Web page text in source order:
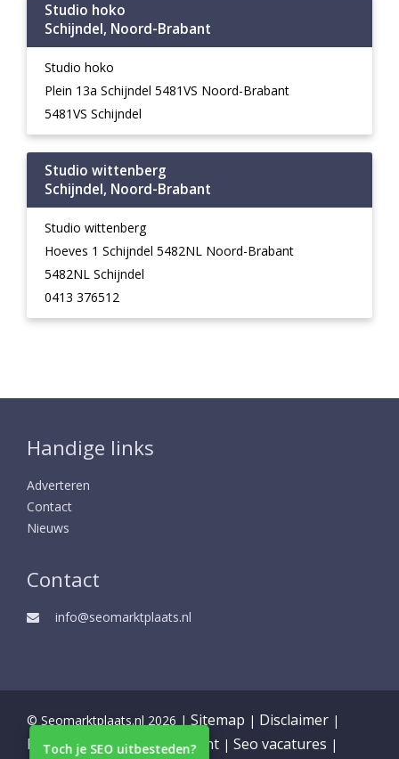
Studio hoko
Schijndel, Noord-Brabant
Studio hoko
Plein 13a Schijndel 5481VS Noord-Brabant
5481VS Schijndel
Studio wittenberg
Schijndel, Noord-Brabant
Studio wittenberg
Hoeves 1 Schijndel 5482NL Noord-Brabant
5482NL Schijndel
0413 376512
Handige links
Adverteren
Contact
Nieuws
Contact
info@seomarktplaats.nl
© Seomarktplaats.nl 2026 | Sitemap | Disclaimer |
Partners|Privacy statement | Seo vacatures |
Toch je SEO uitbesteden?